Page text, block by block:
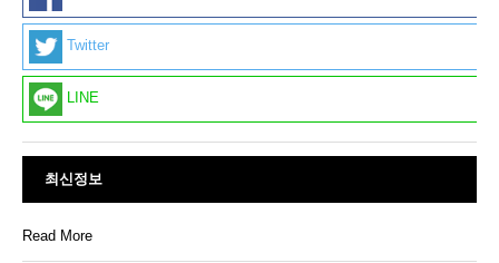
Twitter
LINE
최신정보
Read More